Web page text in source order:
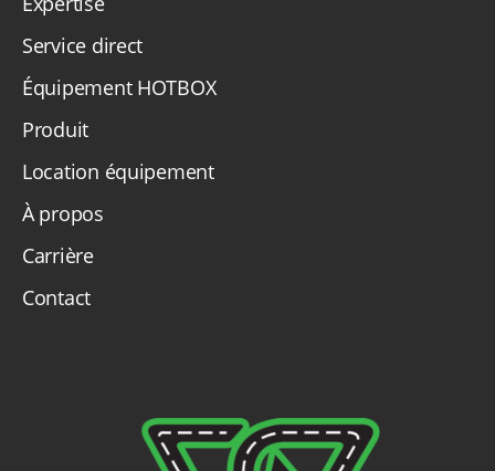
Service direct
Équipement HOTBOX
Produit
Location équipement
À propos
Carrière
Contact